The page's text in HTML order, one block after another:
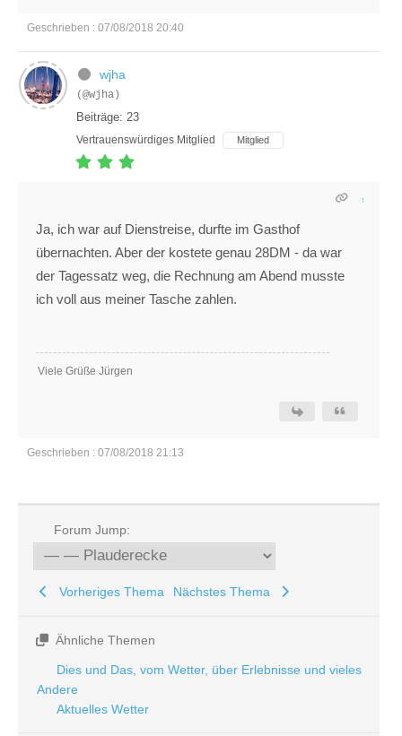
Geschrieben : 07/08/2018 20:40
wjha
(@wjha)
Beiträge: 23
Vertrauenswürdiges Mitglied Mitglied
Ja, ich war auf Dienstreise, durfte im Gasthof
übernachten. Aber der kostete genau 28DM - da war
der Tagessatz weg, die Rechnung am Abend musste
ich voll aus meiner Tasche zahlen.
Viele Grüße Jürgen
Geschrieben : 07/08/2018 21:13
Forum Jump:
Vorheriges Thema Nächstes Thema
Ähnliche Themen
Dies und Das, vom Wetter, über Erlebnisse und vieles
Andere
Aktuelles Wetter